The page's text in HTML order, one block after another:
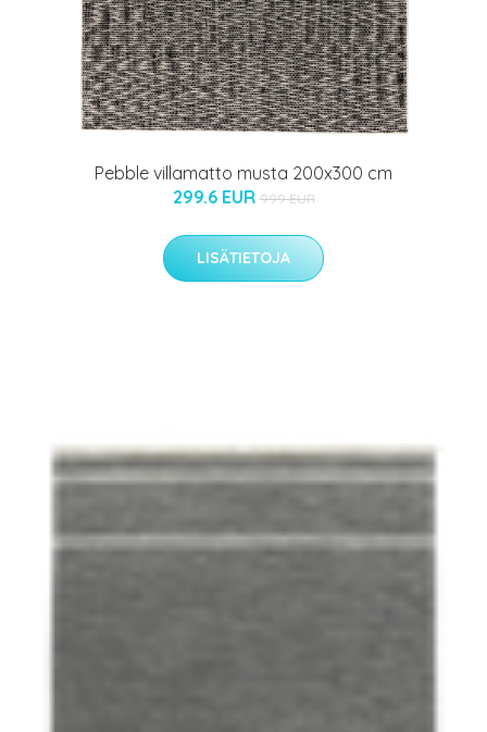
Pebble villamatto musta 200x300 cm
299.6 EUR 999 EUR
LISÄTIETOJA